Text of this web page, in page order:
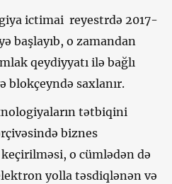
ictimai reyestrdə 2017-
başlayıb, o zamandan
qeydiyyatı ilə bağlı
blokçeyndə saxlanır.
tətbiqini
biznes
o cümlədən də
yolla təsdiqlənən və